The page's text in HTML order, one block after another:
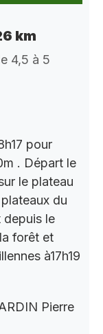
km
4,5 à 5
pour
. Départ le
le plateau
du
depuis le
forêt et
à17h19
Pierre